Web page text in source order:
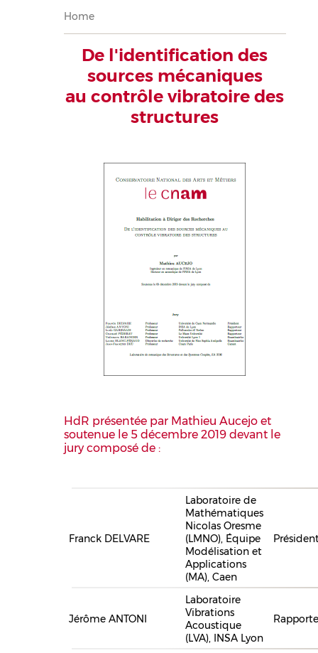
Breadcrumb
Home
De l'identification des
sources mécaniques
au contrôle vibratoire des
structures
HdR présentée par Mathieu Aucejo et
soutenue le 5 décembre 2019 devant le
jury composé de :
Franck DELVARE
Laboratoire de
Mathématiques
Nicolas Oresme
(LMNO), Équipe
Modélisation et
Applications
(MA), Caen
Jérôme ANTONI
Laboratoire
Vibrations
Acoustique
(LVA), INSA Lyon